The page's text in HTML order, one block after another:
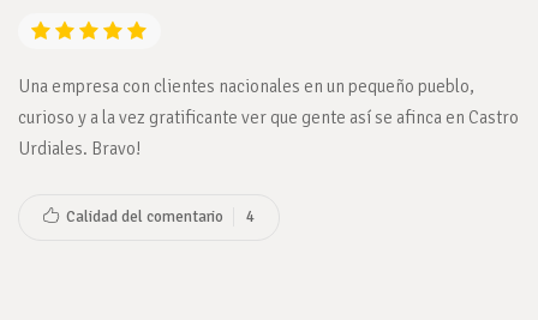
Una empresa con clientes nacionales en un pequeño pueblo,
curioso y a la vez gratificante ver que gente así se afinca en Castro
Urdiales. Bravo!
Calidad del comentario 4